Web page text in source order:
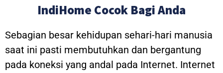
IndiHome Cocok Bagi Anda
Sebagian besar kehidupan sehari-hari manusia
saat ini pasti membutuhkan dan bergantung
pada koneksi yang andal pada Internet. Internet